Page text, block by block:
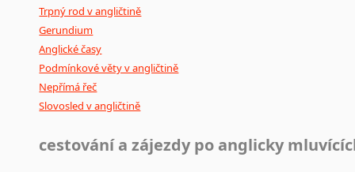
Trpný rod v angličtině
Gerundium
Anglické časy
Podmínkové věty v angličtině
Nepřímá řeč
Slovosled v angličtině
cestování a zájezdy po anglicky